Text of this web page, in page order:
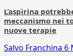
L’aspirina
meccanismo nei
nuove terapie
Salvo Franchina 6